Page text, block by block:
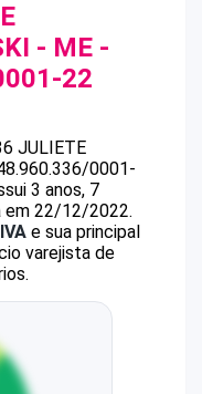
- ME -
22
JULIETE
0001-
3 anos, 7
em 22/12/2022.
e sua principal
varejista de